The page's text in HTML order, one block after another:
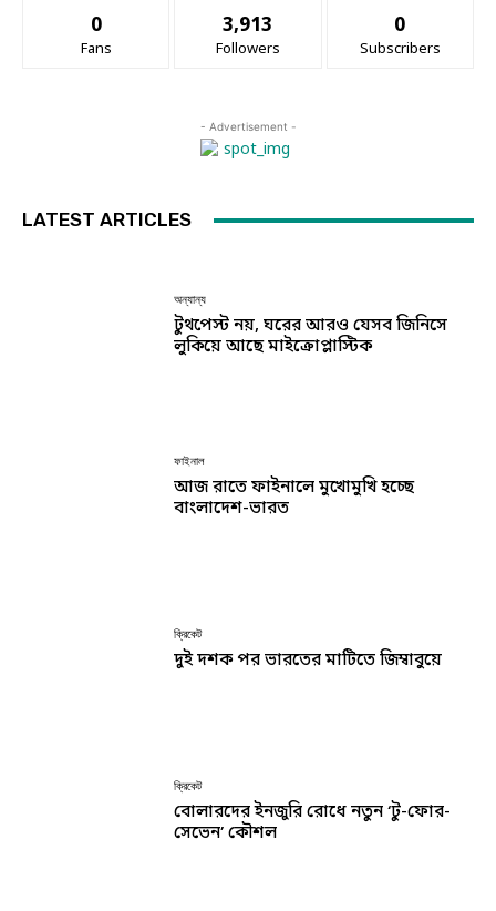
0
Fans
3,913
Followers
0
Subscribers
- Advertisement -
LATEST ARTICLES
অন্যান্য
টুথপেস্ট নয়, ঘরের আরও যেসব জিনিসে
লুকিয়ে আছে মাইক্রোপ্লাস্টিক
ফাইনাল
আজ রাতে ফাইনালে মুখোমুখি হচ্ছে
বাংলাদেশ-ভারত
ক্রিকেট
দুই দশক পর ভারতের মাটিতে জিম্বাবুয়ে
ক্রিকেট
বোলারদের ইনজুরি রোধে নতুন ‘টু-ফোর-
সেভেন’ কৌশল